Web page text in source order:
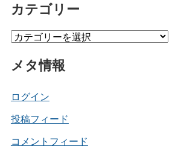
カ
ブ
カテゴリー
カ
ゴ
ー
メタ情報
ログイン
投稿フィード
コメントフィード